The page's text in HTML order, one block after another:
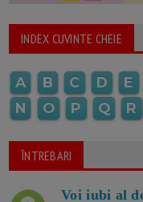
INDEX CUVINTE CHEIE
A B C D E
N
O P Q R
ÎNTREBARI
Voi iubi al